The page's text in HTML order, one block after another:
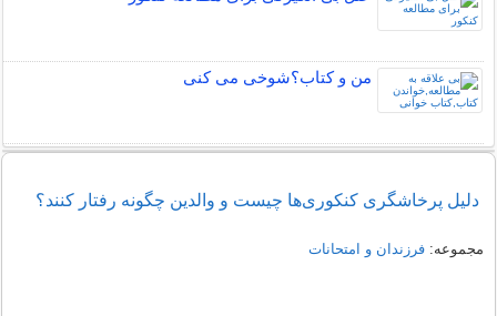
من و کتاب؟شوخی می کنی
دلیل پرخاشگری کنکوری‌ها چیست و والدین چگونه رفتار کنند؟
مجموعه:فرزندان و امتحانات